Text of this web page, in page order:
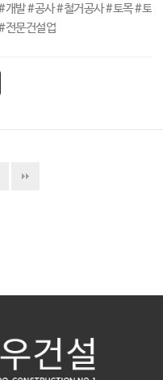
발 #공사 #철거공사 #토목 #토
전문건설업